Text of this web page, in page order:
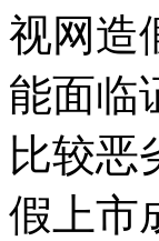
视网造
能面临
比较恶
假上市